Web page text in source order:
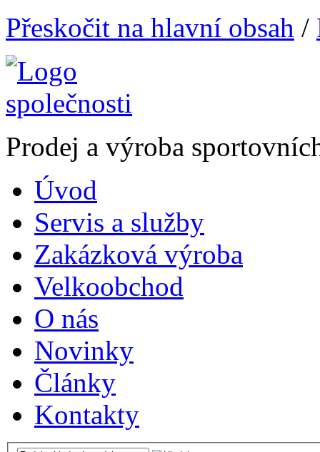
Přeskočit na hlavní obsah /
Prodej a výroba
Úvod
Servis a služby
Zakázková výroba
Velkoobchod
O nás
Novinky
Články
Kontakty